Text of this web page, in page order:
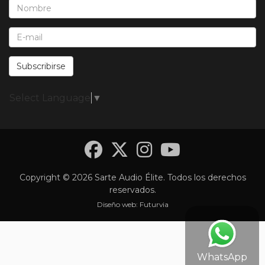
Nombre*:
E-Mail*:
Subscribirse
Select Language ▼
Facebook
Twitter
Copyright © 2026 Sarte Audio Élite. Todos los derechos
reservados.
Diseño web: Futurvia
WhatsApp